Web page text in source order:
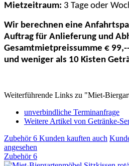
Mietzeitraum: 3 Tage oder
Wir berechnen eine
Auftrag für Anlieferung und
Gesamtmietpreissumme €
und weniger als 10 Kisten
Weiterführende Links zu "Miet-
unverbindliche Terminanfrage
Weitere Artikel von Getränke-
Zubehör6 Kunden kauften auch
angesehen
Zubehör6